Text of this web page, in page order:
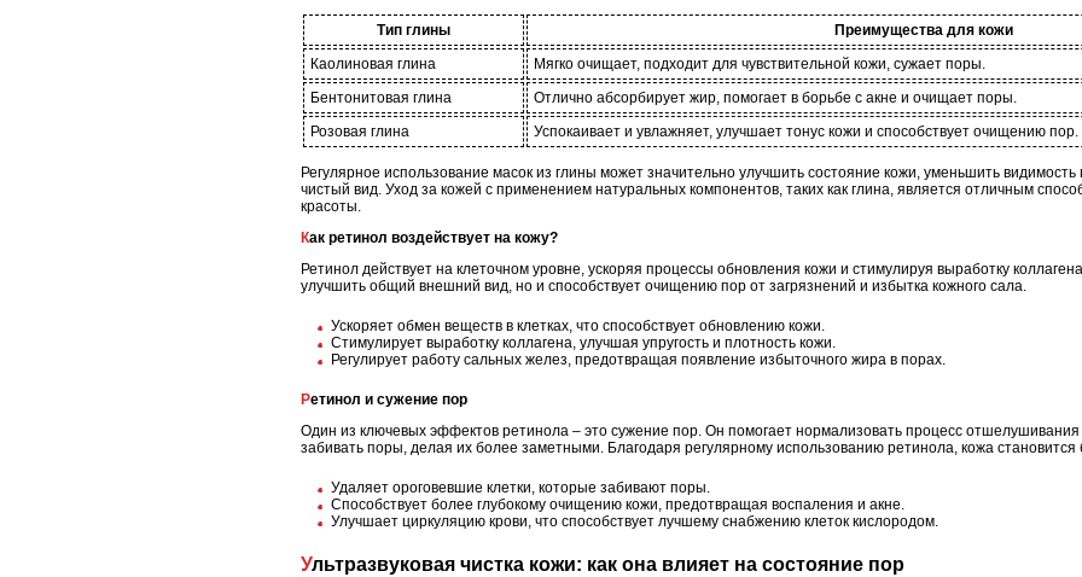
Тип глины
Преимущества для кожи
Каолиновая глина
Мягко очищает, подходит для чувствительной кожи, сужает поры.
Бентонитовая глина
Отлично абсорбирует жир, помогает в борьбе с акне и очищает поры.
Розовая глина
Успокаивает и увлажняет, улучшает тонус кожи и способствует очищению пор.
Регулярное использование масок из глины может значительно улучшить состояние кожи, уменьшить
чистый вид. Уход за кожей с применением натуральных компонентов, таких как глина, является отличным
красоты.
Как ретинол воздействует на кожу?
Ретинол действует на клеточном уровне, ускоряя процессы обновления кожи и стимулируя выработку
улучшить общий внешний вид, но и способствует очищению пор от загрязнений и избытка кожного сала.
Ускоряет обмен веществ в клетках, что способствует обновлению кожи.
Стимулирует выработку коллагена, улучшая упругость и плотность кожи.
Регулирует работу сальных желез, предотвращая появление избыточного жира в порах.
Ретинол и сужение пор
Один из ключевых эффектов ретинола – это сужение пор. Он помогает нормализовать процесс отшелушивания
забивать поры, делая их более заметными. Благодаря регулярному использованию ретинола, кожа
Удаляет ороговевшие клетки, которые забивают поры.
Способствует более глубокому очищению кожи, предотвращая воспаления и акне.
Улучшает циркуляцию крови, что способствует лучшему снабжению клеток кислородом.
Ультразвуковая чистка кожи: как она влияет на состояние пор